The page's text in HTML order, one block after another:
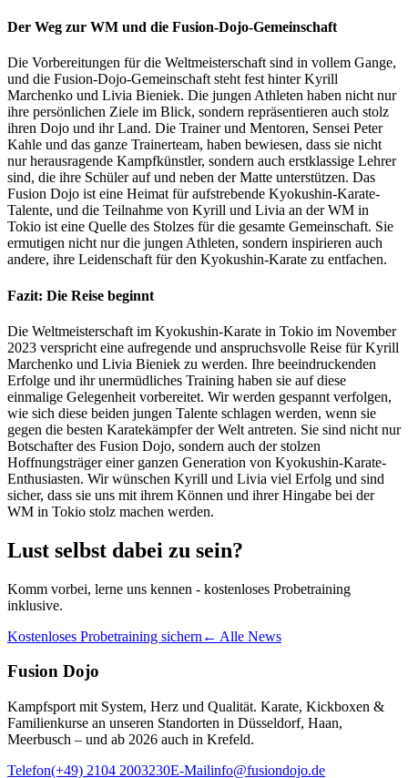
Der Weg zur WM und die Fusion-Dojo-Gemeinschaft
Die Vorbereitungen für die Weltmeisterschaft sind in vollem Gange,
und die Fusion-Dojo-Gemeinschaft steht fest hinter Kyrill
Marchenko und Livia Bieniek. Die jungen Athleten haben nicht nur
ihre persönlichen Ziele im Blick, sondern repräsentieren auch stolz
ihren Dojo und ihr Land. Die Trainer und Mentoren, Sensei Peter
Kahle und das ganze Trainerteam, haben bewiesen, dass sie nicht
nur herausragende Kampfkünstler, sondern auch erstklassige Lehrer
sind, die ihre Schüler auf und neben der Matte unterstützen. Das
Fusion Dojo ist eine Heimat für aufstrebende Kyokushin-Karate-
Talente, und die Teilnahme von Kyrill und Livia an der WM in
Tokio ist eine Quelle des Stolzes für die gesamte Gemeinschaft. Sie
ermutigen nicht nur die jungen Athleten, sondern inspirieren auch
andere, ihre Leidenschaft für den Kyokushin-Karate zu entfachen.
Fazit: Die Reise beginnt
Die Weltmeisterschaft im Kyokushin-Karate in Tokio im November
2023 verspricht eine aufregende und anspruchsvolle Reise für Kyrill
Marchenko und Livia Bieniek zu werden. Ihre beeindruckenden
Erfolge und ihr unermüdliches Training haben sie auf diese
einmalige Gelegenheit vorbereitet. Wir werden gespannt verfolgen,
wie sich diese beiden jungen Talente schlagen werden, wenn sie
gegen die besten Karatekämpfer der Welt antreten. Sie sind nicht nur
Botschafter des Fusion Dojo, sondern auch der stolzen
Hoffnungsträger einer ganzen Generation von Kyokushin-Karate-
Enthusiasten. Wir wünschen Kyrill und Livia viel Erfolg und sind
sicher, dass sie uns mit ihrem Können und ihrer Hingabe bei der
WM in Tokio stolz machen werden.
Lust selbst dabei zu sein?
Komm vorbei, lerne uns kennen - kostenloses Probetraining
inklusive.
Kostenloses Probetraining sichern ← Alle News
Fusion Dojo
Kampfsport mit System, Herz und Qualität. Karate, Kickboxen &
Familienkurse an unseren Standorten in Düsseldorf, Haan,
Meerbusch – und ab 2026 auch in Krefeld.
Telefon(+49) 2104 2003230E-Mailinfo@fusiondojo.de